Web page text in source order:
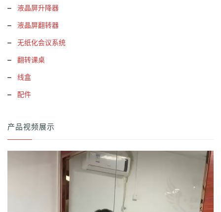
液晶屏升降器
液晶屏翻转器
无纸化会议系统
翻转课桌
线盒
配件
产品视频展示